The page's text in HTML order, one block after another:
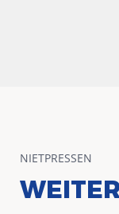
NIETPRESSEN